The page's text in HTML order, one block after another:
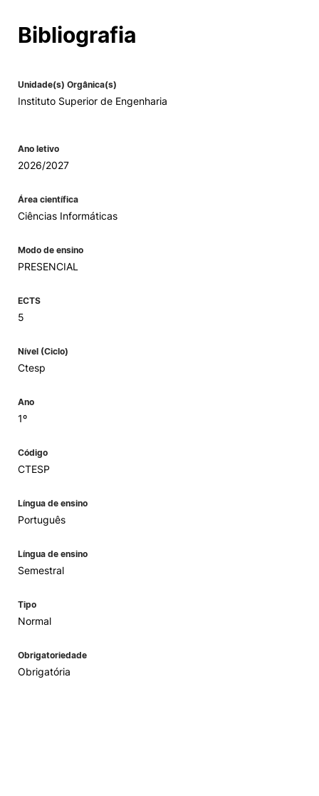
Alumni
Magazine
Eventos
Europeia Política de Privacidade e Cookies
Bibliografia
Unidade(s) Orgânica(s)
Instituto Superior de Engenharia
Ano letivo
2026/2027
Área científica
Ciências Informáticas
Modo de ensino
PRESENCIAL
ECTS
5
Nível (Ciclo)
Ctesp
Ano
1º
Código
CTESP
Língua de ensino
Português
Língua de ensino
Semestral
Tipo
Normal
Obrigatoriedade
Obrigatória